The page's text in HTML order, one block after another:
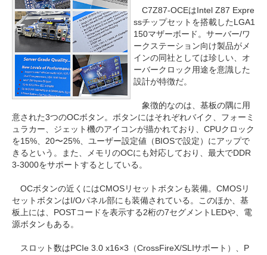
C7Z87-OCEはIntel Z87 Expre
ssチップセットを搭載したLGA1
150マザーボード。サーバー/ワ
ークステーション向け製品がメ
インの同社としては珍しい、オ
ーバークロック用途を意識した
設計が特徴だ。
象徴的なのは、基板の隅に用
意された3つのOCボタン。ボタンにはそれぞれバイク、フォーミ
ュラカー、ジェット機のアイコンが描かれており、CPUクロック
を15%、20〜25%、ユーザー設定値（BIOSで設定）にアップで
きるという。また、メモリのOCにも対応しており、最大でDDR
3-3000をサポートするとしている。
OCボタンの近くにはCMOSリセットボタンも装備。CMOSリ
セットボタンはI/Oパネル部にも装備されている。このほか、基
板上には、POSTコードを表示する2桁の7セグメントLEDや、電
源ボタンもある。
スロット数はPCIe 3.0 x16×3（CrossFireX/SLIサポート）、P